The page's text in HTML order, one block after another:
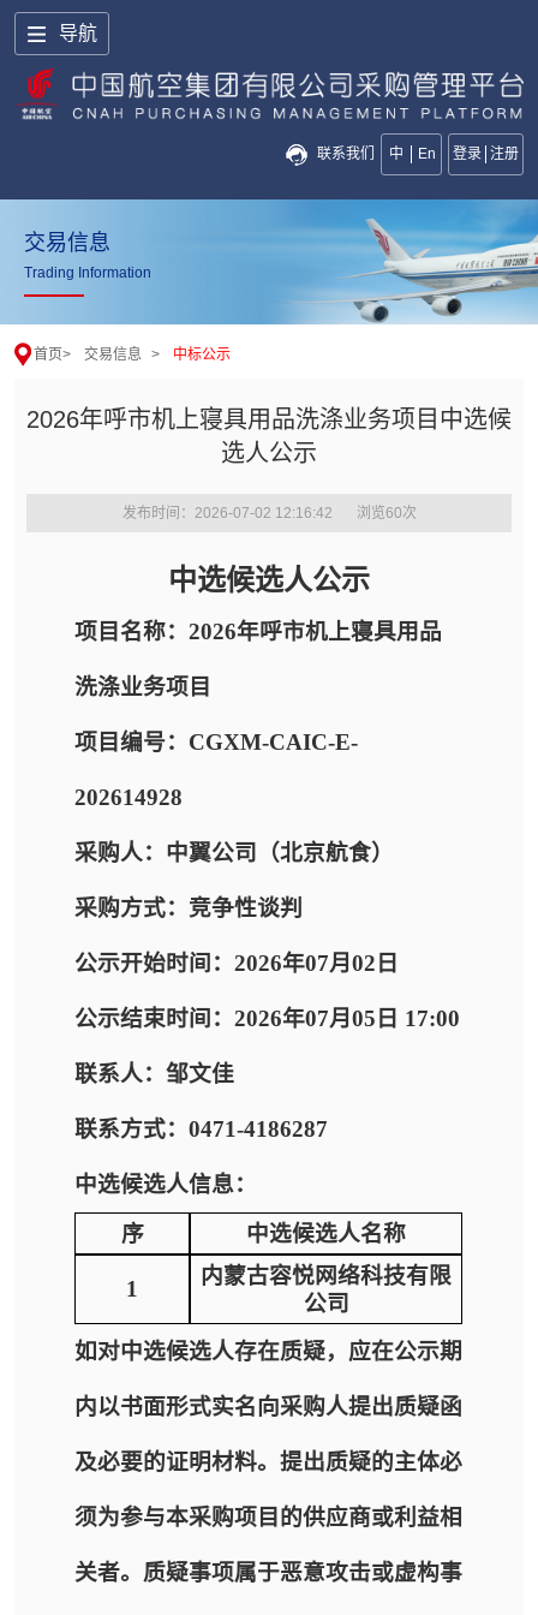
导航
联系我们 中 En 登录 注册
交易信息
Trading Information
首页> 交易信息 > 中标公示
2026年呼市机上寝具用品洗涤业务项目中选候
选人公示
发布时间：2026-07-02 12:16:42 浏览60次
中选候选人公示
项目名称：2026年呼市机上寝具用品
洗涤业务项目
项目编号：CGXM-CAIC-E-
202614928
采购人：中翼公司（北京航食）
采购方式：竞争性谈判
公示开始时间：2026年07月02日
公示结束时间：2026年07月05日 17:00
联系人：邹文佳
联系方式：0471-4186287
中选候选人信息：
序
中选候选人名称
1
内蒙古容悦网络科技有限
公司
如对中选候选人存在质疑，应在公示期
内以书面形式实名向采购人提出质疑函
及必要的证明材料。提出质疑的主体必
须为参与本采购项目的供应商或利益相
关者。质疑事项属于恶意攻击或虚构事